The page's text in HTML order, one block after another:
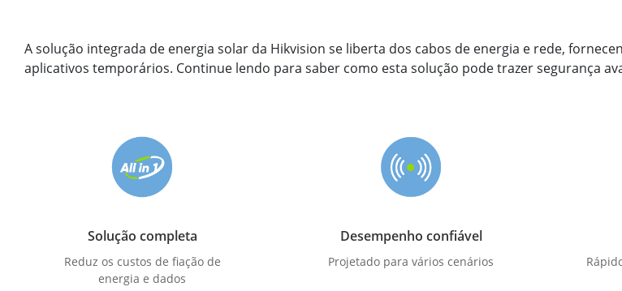
A solução integrada de energia solar da Hikvision se liberta dos cabos de energia e rede,
aplicativos temporários. Continue lendo para saber como esta solução pode trazer segurança
Solução completa
Reduz os custos de fiação de
energia e dados
Desempenho confiável
Projetado para vários cenários